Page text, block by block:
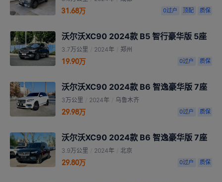
31.68万 0过户 顶配 质保
沃尔沃XC90 2024款 B5 智行豪华版 5座
3.7万公里 2024年 郑州
19.90万 0过户 质保
沃尔沃XC90 2024款 B6 智逸豪华版 7座
3万公里 2024年 乌鲁木齐
29.98万 0过户 质保
沃尔沃XC90 2024款 B6 智逸豪华版 7座
3.9万公里 2024年 北京
29.80万 0过户 质保